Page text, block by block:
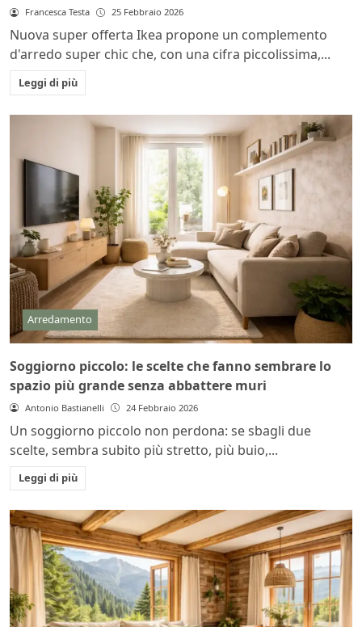
Francesca Testa 25 Febbraio 2026
Nuova super offerta Ikea propone un complemento
d'arredo super chic che, con una cifra piccolissima,...
Leggi di più
Arredamento
Soggiorno piccolo: le scelte che fanno sembrare lo
spazio più grande senza abbattere muri
Antonio Bastianelli 24 Febbraio 2026
Un soggiorno piccolo non perdona: se sbagli due
scelte, sembra subito più stretto, più buio,...
Leggi di più